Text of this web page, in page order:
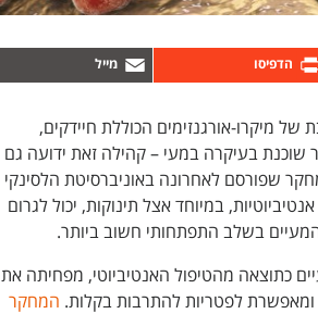
מיקרו-אורגנזימים הכוללת חיידקים,
שוכנת בעיקרה במעי – קהילה זאת ידועה גם
שפורסם לאחרונה באוניברסיטת הלסינקי
במיוחד אצל תינוקות, יכול לגרום
המעיים בשלב התפתחותי חשוב ביותר.
כתוצאה מהטיפול האנטיביוטי, מפחיתה את
לפטריות להתרבות בקלות. המחקר